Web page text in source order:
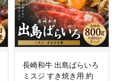
長崎和牛 出島ばらいろ
ミスジ すき焼き用 約